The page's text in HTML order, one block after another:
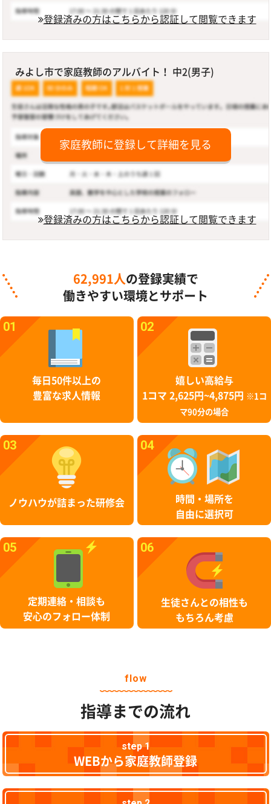
登録済みの方はこちらから認証して閲覧できます
みよし市で家庭教師のアルバイト！ 中2(男子)
家庭教師に登録して詳細を見る
登録済みの方はこちらから認証して閲覧できます
62,991人 の登録実績で
働きやすい環境とサポート
01
毎日50件以上の
豊富な求人情報
02
嬉しい高給与
1コマ 2,625円~4,875円
※1コ
マ90分の場合
03
ノウハウが詰まった研修会
04
時間・場所を
自由に選択可
05
定期連絡・相談も
安心のフォロー体制
06
生徒さんとの相性も
もちろん考慮
flow
指導までの流れ
step 1
WEBから家庭教師登録